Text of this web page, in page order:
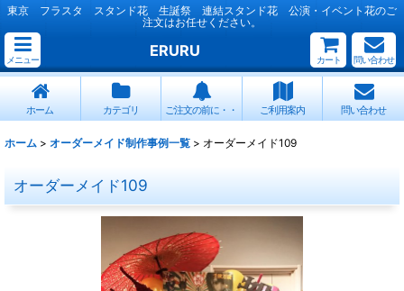
東京 フラスタ スタンド花 生誕祭 連結スタンド花 公演・イベント花のご
注文はお任せください。
メニュー
ERURU
カート 問い合わせ
ホーム カテゴリ ご注文の前に・・ ご利用案内 問い合わせ
ホーム > オーダーメイド制作事例一覧 > オーダーメイド109
オーダーメイド109